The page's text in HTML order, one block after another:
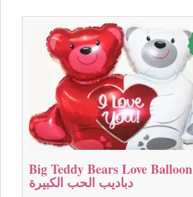
Big Teddy Bears Love Balloon بالون
دباديب الحب الكبيرة